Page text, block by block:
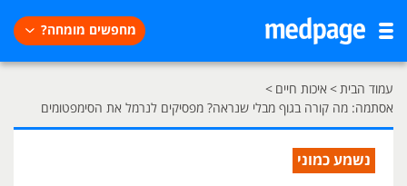
מחפשים מומחה?
עמוד הבית> איכות חיים >
אסתמה: מה קורה בגוף מבלי שנראה? מפסיקים לנרמל את הסימפטומים
נשמע כמוני